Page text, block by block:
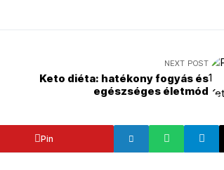
NEXT POST
Keto diéta: hatékony fogyás és
egészséges életmód
Pin